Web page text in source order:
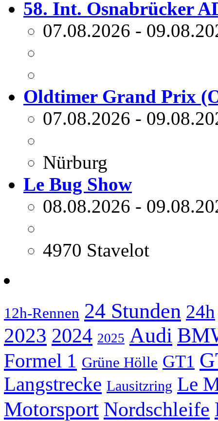
58. Int. Osnabrücker
07.08.2026 -
Oldtimer Grand Prix
07.08.2026 -
Nürburg
Le Bug Show
08.08.2026 -
4970 Stavelot
12h-Rennen 24 Stunden 24h
2023 2024 2025 Audi
Formel 1 Grüne Hölle GT1
Langstrecke Lausitzring Le
Motorsport Nordschleife